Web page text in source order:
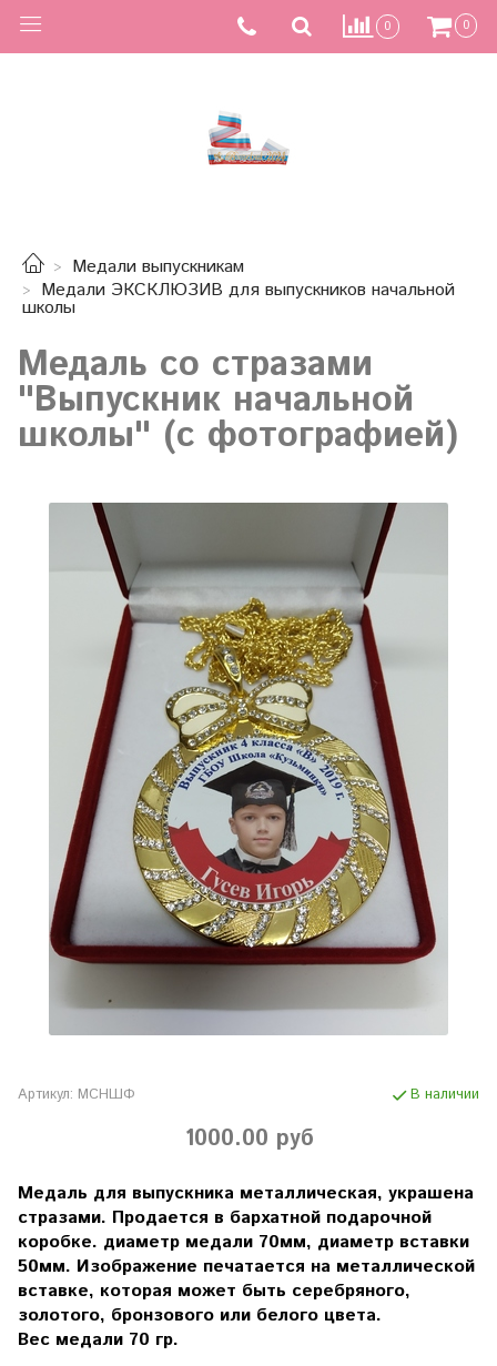
0 0
Медали выпускникам
Медали ЭКСКЛЮЗИВ для выпускников начальной
школы
Медаль со стразами
"Выпускник начальной
школы" (с фотографией)
Артикул: МСНШФ В наличии
1000.00 руб
Медаль для выпускника металлическая, украшена
стразами. Продается в бархатной подарочной
коробке. диаметр медали 70мм, диаметр вставки
50мм. Изображение печатается на металлической
вставке, которая может быть серебряного,
золотого, бронзового или белого цвета.
Вес медали 70 гр.